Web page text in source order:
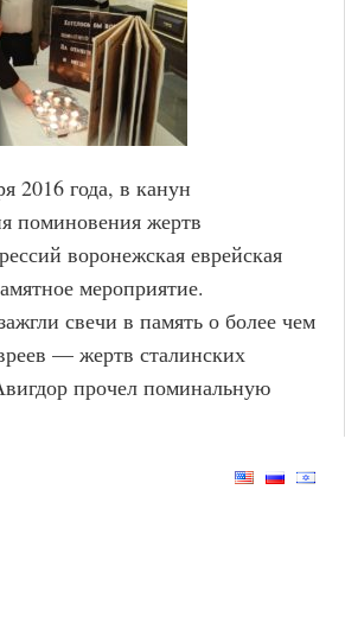
2016 года, в канун
поминовения жертв
воронежская еврейская
мероприятие.
свечи в память о более чем
— жертв сталинских
прочел поминальную